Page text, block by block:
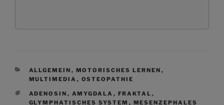
KATEGORIEN
ALLGEMEIN , MOTORISCHES LERNEN ,
MULTIMEDIA , OSTEOPATHIE
SCHLAGWÖRTER
ADENOSIN , AMYGDALA , FRAKTAL ,
GLYMPHATISCHES SYSTEM , MESENZEPHALES